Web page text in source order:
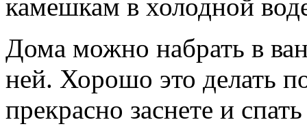
камешкам в холодной
Дома можно набрать в
ней. Хоро­шо это делать
прекрасно заснете и